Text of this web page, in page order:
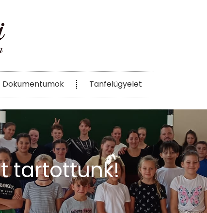
Dokumentumok Tanfelügyelet
tartottunk!